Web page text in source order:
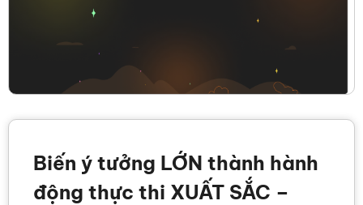
Biến ý tưởng LỚN thành hành
động thực thi XUẤT SẮC –